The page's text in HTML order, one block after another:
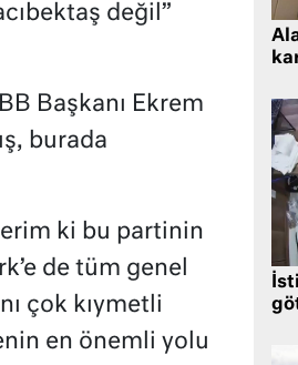
değil”
Başkanı Ekrem
burada
ki bu partinin
de tüm genel
çok kıymetli
en önemli yolu